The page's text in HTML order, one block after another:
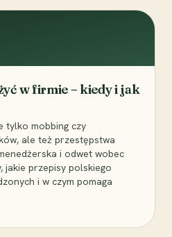
w firmie – kiedy i jak
tylko mobbing czy
ale też przestępstwa
i odwet wobec
jakie przepisy polskiego
i w czym pomaga